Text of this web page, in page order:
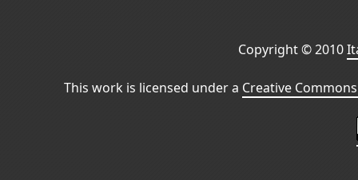
Copyright © 2010
This work is licensed under a Creative